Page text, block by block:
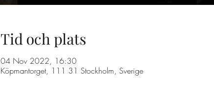
Tid och plats
04 Nov 2022, 16:30
Köpmantorget, 111 31 Stockholm, Sverige